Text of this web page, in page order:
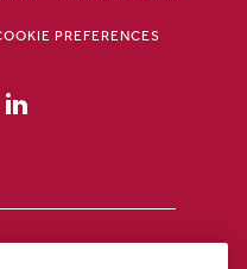
PREFERENCES